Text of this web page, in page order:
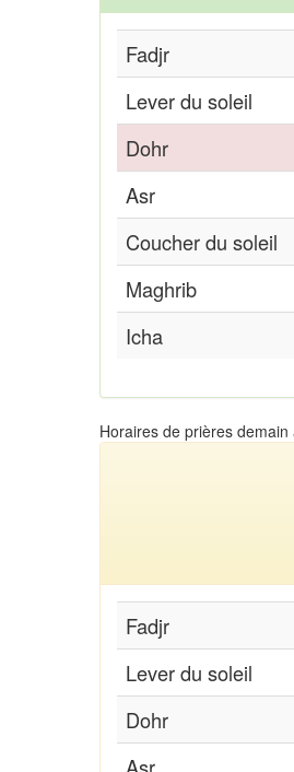
Fadjr
Lever du soleil
Dohr
Asr
Coucher du soleil
Maghrib
Icha
Horaires de prières
Fadjr
Lever du soleil
Dohr
Asr